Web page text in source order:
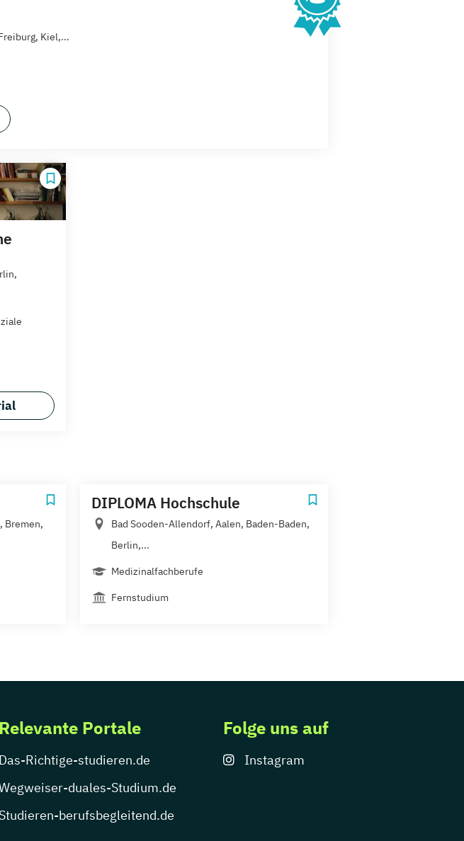
Kiel,...
Bremen,
DIPLOMA Hochschule
Bad Sooden-Allendorf, Aalen, Baden-Baden,
Berlin,...
Medizinalfachberufe
Fernstudium
Relevante Portale
Das-Richtige-studieren.de
duales-Studium.de
Studieren-berufsbegleitend.de
Folge uns auf
Instagram